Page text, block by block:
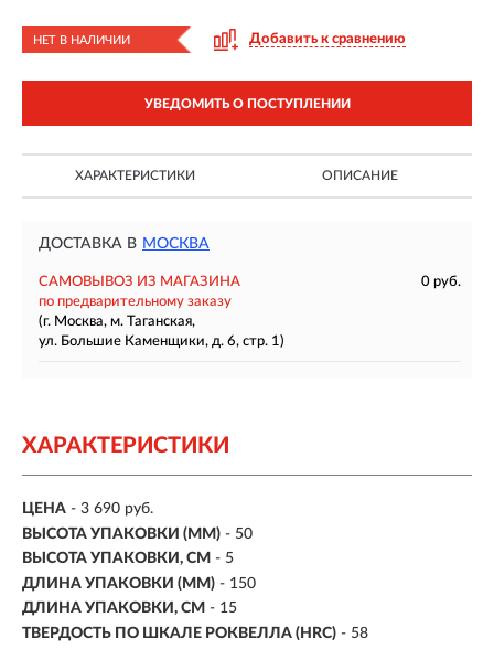
НЕТ В НАЛИЧИИ Добавить к сравнению
УВЕДОМИТЬ О ПОСТУПЛЕНИИ
ХАРАКТЕРИСТИКИ ОПИСАНИЕ
ДОСТАВКА В МОСКВА
САМОВЫВОЗ ИЗ МАГАЗИНА
0 руб.
по предварительному заказу
(г. Москва, м. Таганская,
ул. Большие Каменщики, д. 6, стр. 1)
ХАРАКТЕРИСТИКИ
ЦЕНА - 3 690 руб.
ВЫСОТА УПАКОВКИ (ММ) - 50
ВЫСОТА УПАКОВКИ, СМ - 5
ДЛИНА УПАКОВКИ (ММ) - 150
ДЛИНА УПАКОВКИ, СМ - 15
ТВЕРДОСТЬ ПО ШКАЛЕ РОКВЕЛЛА (HRC) - 58